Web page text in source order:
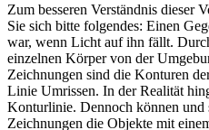
Zum besseren Verständnis dieser
Sie sich bitte folgendes: Einen
war, wenn Licht auf ihn fällt.
einzelnen Körper von der
Zeichnungen sind die Konturen
Linie Umrissen. In der Realität
Konturlinie. Dennoch können
Zeichnungen die Objekte mit